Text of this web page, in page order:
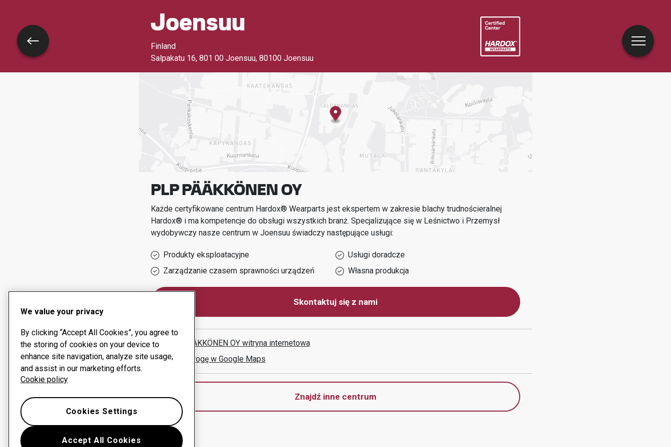
Joensuu
Finland
Salpakatu 16, 801 00 Joensuu, 80100 Joensuu
PLP PÄÄKKÖNEN OY
Każde certyfikowane centrum Hardox® Wearparts jest ekspertem w zakresie blachy trudnościeralnej
Hardox® i ma kompetencje do obsługi wszystkich branż. Specjalizujące się w Leśnictwo i Przemysł
wydobywczy nasze centrum w Joensuuświadczy następujące usługi:
Produkty eksploatacyjne
Usługi doradcze
Zarządzanie czasem sprawności urządzeń
Własna produkcja
Skontaktuj się z nami
PLP PÄÄKKÖNEN OY witryna internetowa
Pokaż drogę w Google Maps
Znajdź inne centrum
Wróć
We value your privacy
By clicking “Accept All Cookies”, you agree to
the storing of cookies on your device to
enhance site navigation, analyze site usage,
and assist in our marketing efforts.
Cookie policy
Accept All Cookies
Cookies Settings